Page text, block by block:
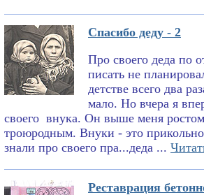
Спасибо деду - 2
Про своего деда по
писать не
детстве всего два
мало. Но вчера я
своего внука. Он выше меня
троюродным. Внуки - это
знали про своего пра...деда ...
Реставрация